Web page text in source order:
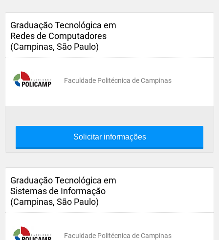
Graduação Tecnológica em
Redes de Computadores
(Campinas, São Paulo)
Faculdade Politécnica de Campinas
Solicitar informações
Graduação Tecnológica em
Sistemas de Informação
(Campinas, São Paulo)
Faculdade Politécnica de Campinas